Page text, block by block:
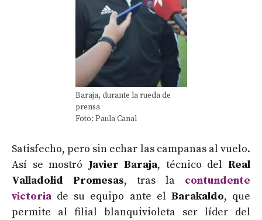
Baraja, durante la rueda de
prensa
Foto: Paula Canal
Satisfecho, pero sin echar las campanas al vuelo.
Así se mostró Javier Baraja, técnico del Real
Valladolid Promesas, tras la contundente
victoria de su equipo ante el Barakaldo, que
permite al filial blanquivioleta ser líder del